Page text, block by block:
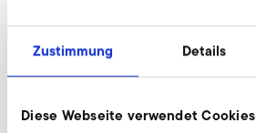
Zustimmung Details
Diese Webseite verwendet Cookies